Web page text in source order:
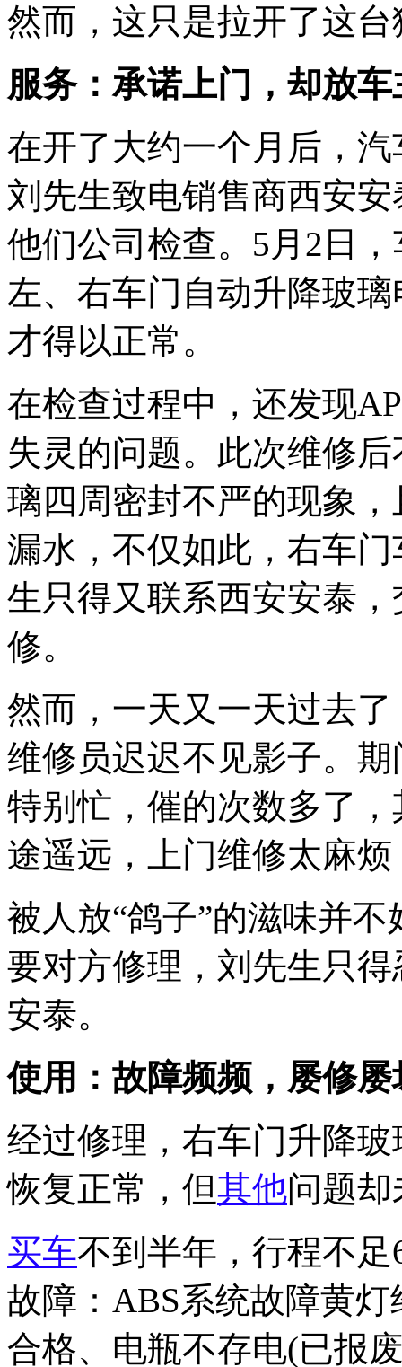
然而，这只是拉开了这
服务：承诺上门，却放车
在开了大约一个月后，
刘先生致电销售商西安
他们公司检查。5月2日
左、右车门自动升降玻
才得以正常。
在检查过程中，还发现
失灵的问题。此次维修
璃四周密封不严的现象
漏水，不仅如此，右车
生只得又联系西安安泰
修。
然而，一天又一天过去
维修员迟迟不见影子。
特别忙，催的次数多了
途遥远，上门维修太麻烦
被人放“鸽子”的滋味并
要对方修理，刘先生只
安泰。
使用：故障频频，屡修屡
经过修理，右车门升降
恢复正常，但其他问题
买车不到半年，行程不
故障：ABS系统故障黄
合格、电瓶不存电(已报